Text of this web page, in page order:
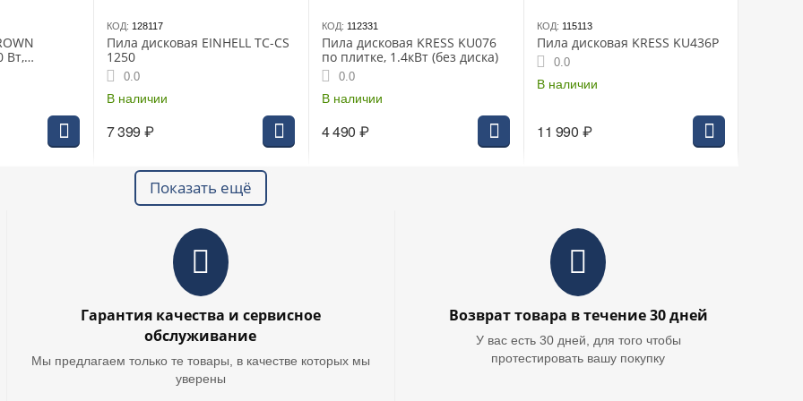
Вт,
КОД: 128117
Пила дисковая EINHELL TC-CS
1250
0.0
В наличии
7 399 ₽
КОД: 112331
Пила дисковая KRESS KU076
по плитке, 1.4кВт (без диска)
0.0
В наличии
4 490 ₽
КОД: 115113
Пила дисковая KRESS KU436P
0.0
В наличии
11 990 ₽
Показать ещё
Гарантия качества и сервисное
обслуживание
Мы предлагаем только те товары, в качестве которых мы
уверены
Возврат товара в течение 30 дней
У вас есть 30 дней, для того чтобы
протестировать вашу покупку